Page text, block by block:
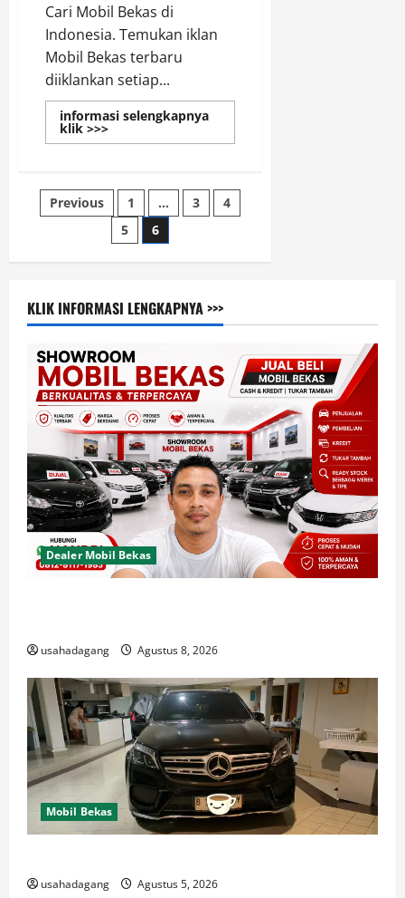
Cari Mobil Bekas di
Indonesia. Temukan iklan
Mobil Bekas terbaru
diiklankan setiap...
informasi selengkapnya
klik >>>Read
more
Mobil
Bekas
&
Cari
Mobil
Seperti
Indonesia
Paginasi
Previous 1 … 3
4
5
6
KLIK INFORMASI LENGKAPNYA >>>
Dealer Mobil Bekas
usahadagang Agustus 8, 2026
Mobil Bekas
usahadagang Agustus 5, 2026